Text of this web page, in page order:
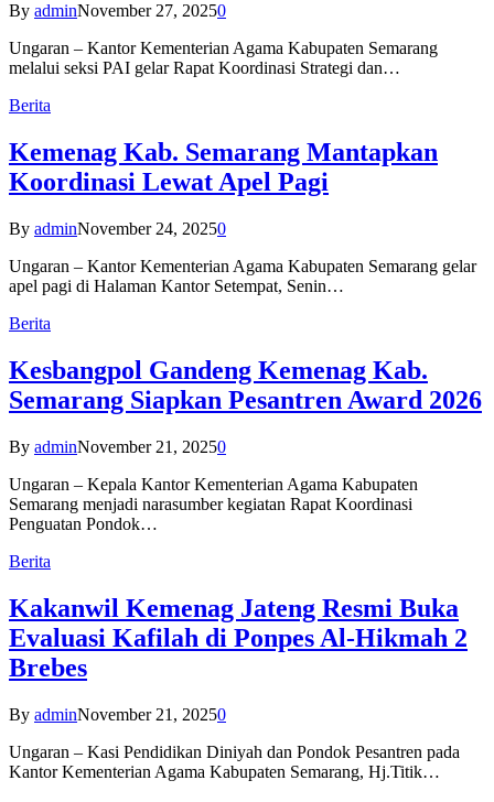
By adminNovember 27, 20250
Ungaran – Kantor Kementerian Agama Kabupaten Semarang
melalui seksi PAI gelar Rapat Koordinasi Strategi dan…
Berita
Kemenag Kab. Semarang Mantapkan
Koordinasi Lewat Apel Pagi
By adminNovember 24, 20250
Ungaran – Kantor Kementerian Agama Kabupaten Semarang gelar
apel pagi di Halaman Kantor Setempat, Senin…
Berita
Kesbangpol Gandeng Kemenag Kab.
Semarang Siapkan Pesantren Award 2026
By adminNovember 21, 20250
Ungaran – Kepala Kantor Kementerian Agama Kabupaten
Semarang menjadi narasumber kegiatan Rapat Koordinasi
Penguatan Pondok…
Berita
Kakanwil Kemenag Jateng Resmi Buka
Evaluasi Kafilah di Ponpes Al-Hikmah 2
Brebes
By adminNovember 21, 20250
Ungaran – Kasi Pendidikan Diniyah dan Pondok Pesantren pada
Kantor Kementerian Agama Kabupaten Semarang, Hj.Titik…